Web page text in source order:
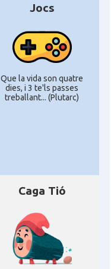
Jocs
Que la vida son quatre
dies, i 3 te'ls passes
treballant... (Plutarc)
Caga Tió